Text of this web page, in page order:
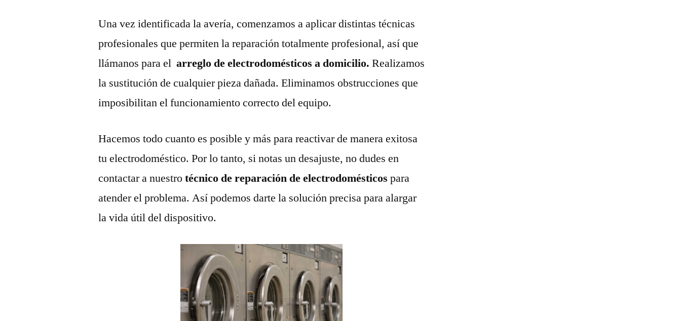
Una vez identificada la avería, comenzamos a aplicar distintas técnicas
profesionales que permiten la reparación totalmente profesional, así que
llámanos para el arreglo de electrodomésticos a domicilio.Realizamos
la sustitución de cualquier pieza dañada. Eliminamos obstrucciones que
imposibilitan el funcionamiento correcto del equipo.
Hacemos todo cuanto es posible y más para reactivar de manera exitosa
tu electrodoméstico. Por lo tanto, si notas un desajuste, no dudes en
contactar a nuestrotécnico de reparación de electrodomésticospara
atender el problema. Así podemos darte la solución precisa para alargar
la vida útil del dispositivo.